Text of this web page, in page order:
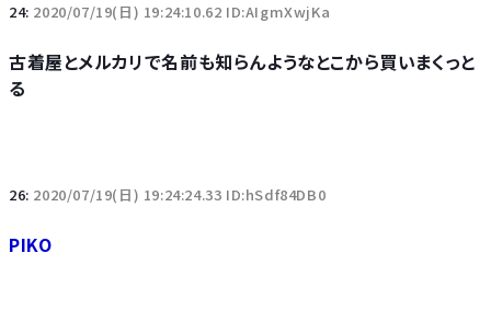
24: 2020/07/19(日) 19:24:10.62 ID:AIgmXwjKa
古着屋とメルカリで名前も知らんようなとこから買いまくっと
る
26: 2020/07/19(日) 19:24:24.33 ID:hSdf84DB0
PIKO